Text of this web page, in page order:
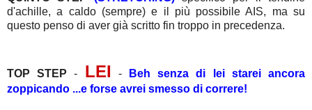
d'achille, a caldo (sempre) e il più possibile AIS, ma su
questo penso di aver già scritto fin troppo in precedenza.
TOP STEP - LEI -
Beh senza di lei starei ancora
zoppicando ...e forse avrei smesso di correre!